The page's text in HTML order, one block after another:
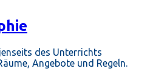
des Unterrichts
Angebote und Regeln.